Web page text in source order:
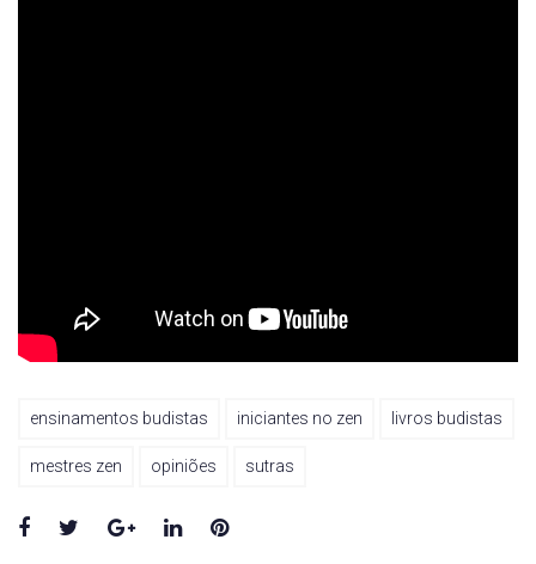
ensinamentos budistas iniciantes no zen livros budistas
mestres zen opiniões sutras
Facebook
TwitterGoogle+LinkedInPinterest